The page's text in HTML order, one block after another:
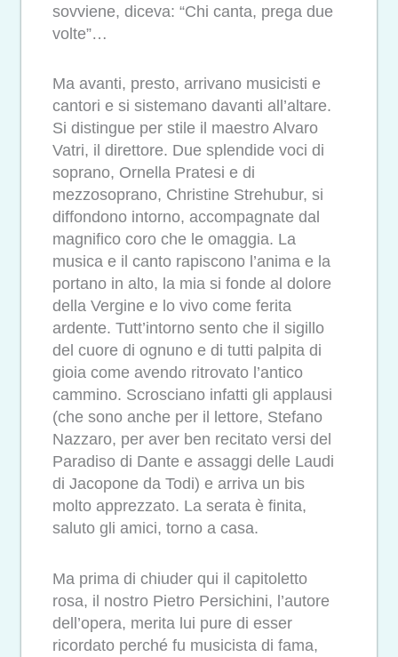
sovviene, diceva: “Chi canta, prega due
volte”…
Ma avanti, presto, arrivano musicisti e
cantori e si sistemano davanti all’altare.
Si distingue per stile il maestro Alvaro
Vatri, il direttore. Due splendide voci di
soprano, Ornella Pratesi e di
mezzosoprano, Christine Strehubur, si
diffondono intorno, accompagnate dal
magnifico coro che le omaggia. La
musica e il canto rapiscono l’anima e la
portano in alto, la mia si fonde al dolore
della Vergine e lo vivo come ferita
ardente. Tutt’intorno sento che il sigillo
del cuore di ognuno e di tutti palpita di
gioia come avendo ritrovato l’antico
cammino. Scrosciano infatti gli applausi
(che sono anche per il lettore, Stefano
Nazzaro, per aver ben recitato versi del
Paradiso di Dante e assaggi delle Laudi
di Jacopone da Todi) e arriva un bis
molto apprezzato. La serata è finita,
saluto gli amici, torno a casa.
Ma prima di chiuder qui il capitoletto
rosa, il nostro Pietro Persichini, l’autore
dell’opera, merita lui pure di esser
ricordato perché fu musicista di fama,